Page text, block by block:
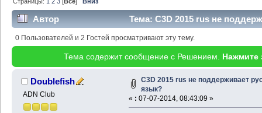
Автор
Тема: C3D 2015 rus не
75793 раз)
0 Пользователей и 2 Гостей просматривают эту тему.
Тема содержит сообщение с Решением. Нажмите
Doublefish
ADN Club
C3D 2015 rus не поддерживает
язык?
« : 07-07-2014, 08:43:09 »